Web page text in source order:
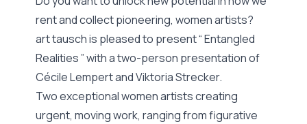
rent and collect pioneering, women artists?
art tausch is pleased to present “ Entangled
Realities ” with a two-person presentation of
Cécile Lempert and Viktoria Strecker.
Two exceptional women artists creating
urgent, moving work, ranging from figurative